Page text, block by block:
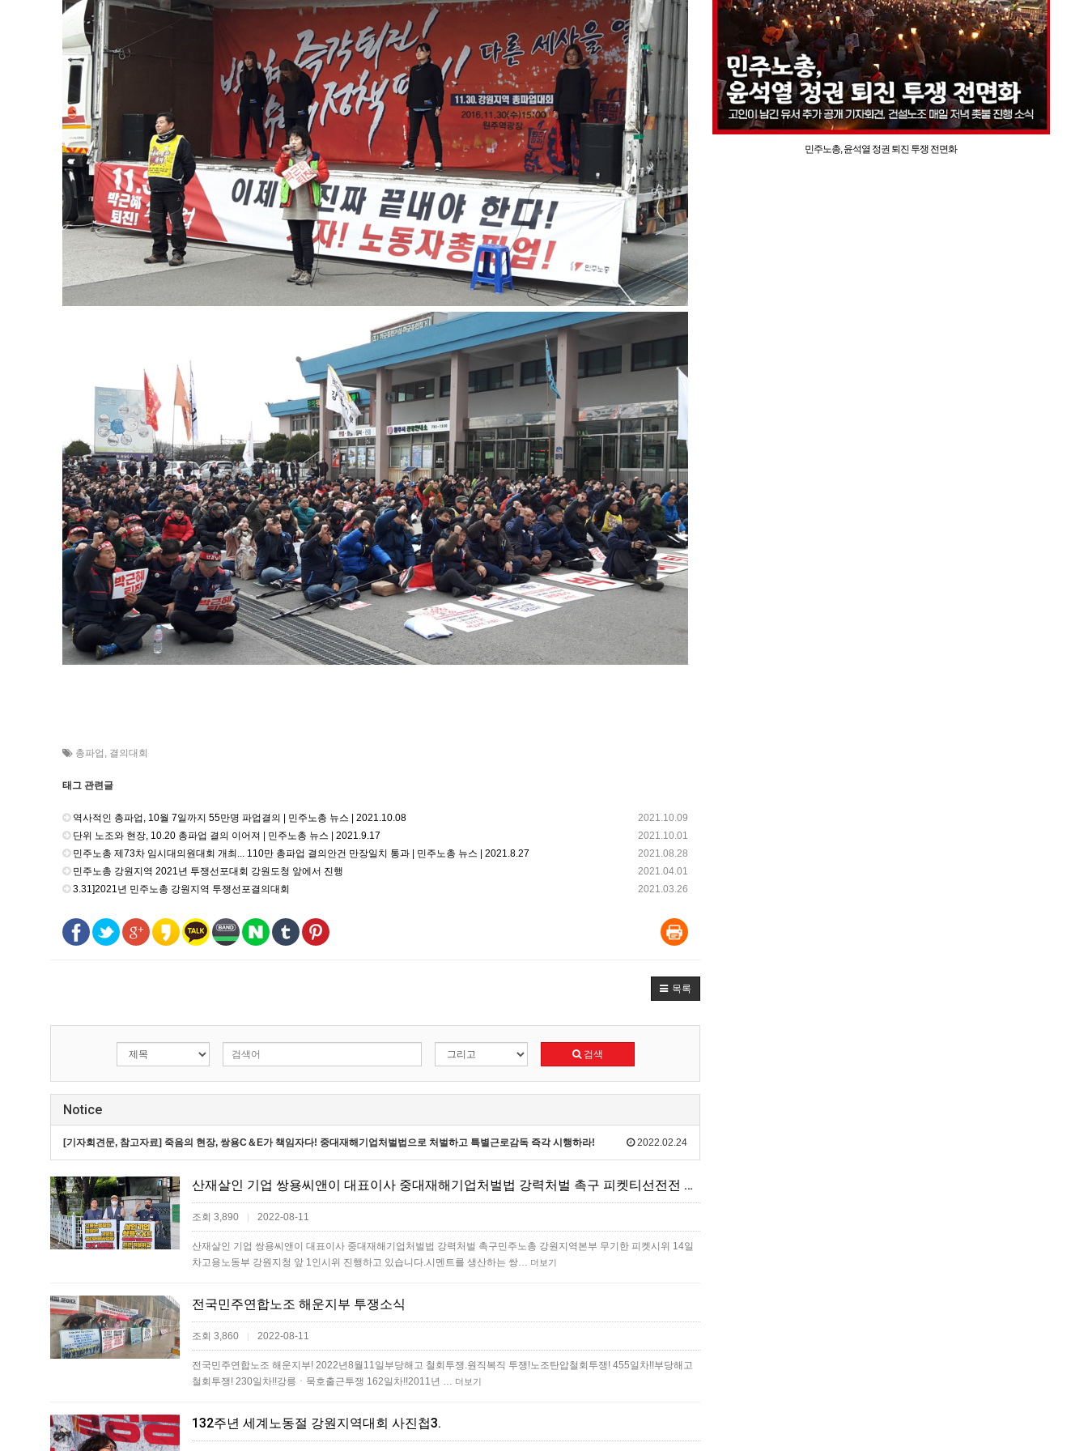
총파업 , 결의대회
태그 관련글
2021.10.09
역사적인 총파업, 10월 7일까지 55만명 파업결의 | 민주노총 뉴스 | 2021.10.08
2021.10.01
단위 노조와 현장, 10.20 총파업 결의 이어져 | 민주노총 뉴스 | 2021.9.17
2021.08.28
민주노총 제73차 임시대의원대회 개최... 110만 총파업 결의안건 만장일치 통과 | 민주노총 뉴스 | 2021.8.27
2021.04.01
민주노총 강원지역 2021년 투쟁선포대회 강원도청 앞에서 진행
2021.03.26
3.31]2021년 민주노총 강원지역 투쟁선포결의대회
목록
검색
Notice
2022.02.24
[기자회견문, 참고자료] 죽음의 현장, 쌍용C＆E가 책임자다! 중대재해기업처벌법으로 처벌하고 특별근로감독 즉각 시행하라!
산재살인 기업 쌍용씨앤이 대표이사 중대재해기업처벌법 강력처벌 촉구 피켓티선전전 진행 중
조회 3,890 | 2022-08-11
산재살인 기업 쌍용씨앤이 대표이사 중대재해기업처벌법 강력처벌 촉구민주노총 강원지역본부 무기한 피켓시위 14일
차고용노동부 강원지청 앞 1인시위 진행하고 있습니다.시멘트를 생산하는 쌍… 더보기
전국민주연합노조 해운지부 투쟁소식
조회 3,860 | 2022-08-11
전국민주연합노조 해운지부! 2022년8월11일부당해고 철회투쟁.원직복직 투쟁!노조탄압철회투쟁! 455일차!!부당해고
철회투쟁! 230일차!!강릉ㆍ묵호출근투쟁 162일차!!2011년 … 더보기
132주년 세계노동절 강원지역대회 사진첩3.
민주노총, 윤석열 정권 퇴진 투쟁 전면화